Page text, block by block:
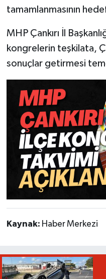
tamamlanmasının
MHP Çankırı İl
kongrelerin teşkilata,
sonuçlar getirmesi
Kaynak: Haber Merkezi